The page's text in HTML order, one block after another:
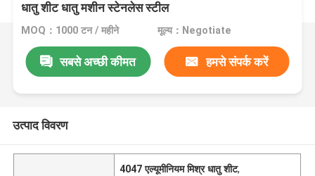
धातु शीट धातु मशीन स्टेनलेस स्टील
MOQ：1000 टन / महीने मूल्य：Negotiate
सबसे अच्छी कीमत हमसे संपर्क करें
उत्पाद विवरण
4047 एल्यूमीनियम मिश्र धातु शीट,